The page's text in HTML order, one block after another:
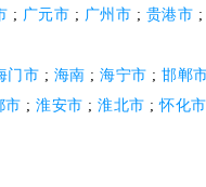
; 广元市 ; 广州市 ; 贵港市 ;
门市 ; 海南 ; 海宁市 ; 邯郸
市 ; 淮安市 ; 淮北市 ;怀化市